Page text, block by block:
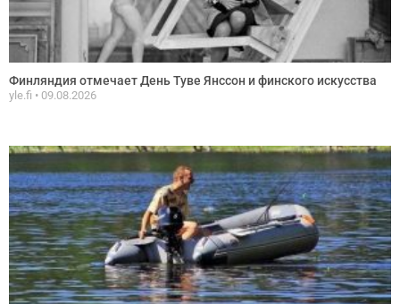
Финляндия отмечает День Туве Янссон и финского искусства
yle.fi 09.08.2026